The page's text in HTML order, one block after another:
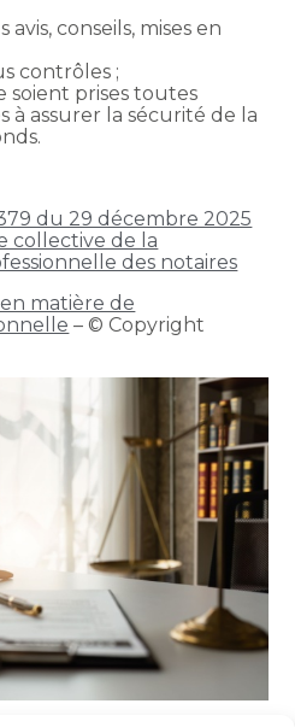
conseils, mises en
contrôles ;
soient prises toutes
à assurer la sécurité de la
du 29 décembre 2025
collective de la
des notaires
matière de
– © Copyright